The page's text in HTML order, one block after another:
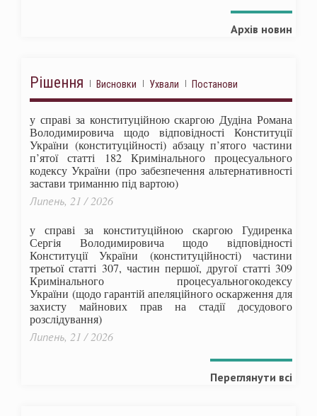
Архів новин
Рішення Висновки Ухвали Постанови
у справі за конституційною скаргою Дудіна Романа
Володимировича щодо відповідності Конституції
України (конституційності) абзацу п’ятого частини
п’ятої статті 182 Кримінального процесуального
кодексу України (про забезпечення альтернативності
застави триманню під вартою)
Липень, 21 / 2026
у справі за конституційною скаргою Гудиренка
Сергія Володимировича щодо відповідності
Конституції України (конституційності) частини
третьої статті 307, частин першої, другої статті 309
Кримінального процесуальногокодексу
України (щодо гарантій апеляційного оскарження для
захисту майнових прав на стадії досудового
розслідування)
Липень, 21 / 2026
Переглянути всі